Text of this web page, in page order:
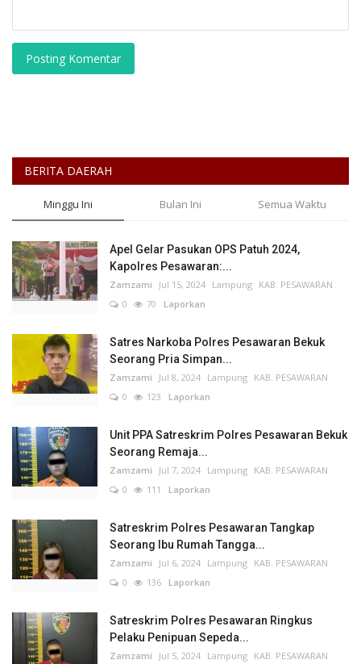
Posting Komentar
BERITA DAERAH
Minggu Ini Bulan Ini Semua Waktu
Apel Gelar Pasukan OPS Patuh 2024,
Kapolres Pesawaran:...
Zamzami Jul 15, 2024 Lampung KAB. PESAWARAN
0
70 Laporkan
Satres Narkoba Polres Pesawaran Bekuk
Seorang Pria Simpan...
Zamzami Jul 8, 2024 Lampung KAB. PESAWARAN
0
123 Laporkan
Unit PPA Satreskrim Polres Pesawaran Bekuk
Seorang Remaja...
Zamzami Jul 7, 2024 Lampung KAB. PESAWARAN
0
111 Laporkan
Satreskrim Polres Pesawaran Tangkap
Seorang Ibu Rumah Tangga...
Zamzami Jul 6, 2024 Lampung KAB. PESAWARAN
0
136 Laporkan
Satreskrim Polres Pesawaran Ringkus
Pelaku Penipuan Sepeda...
Zamzami Jul 5, 2024 Lampung KAB. PESAWARAN